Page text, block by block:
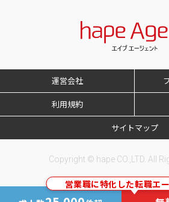
営業職に特化した転職エ
運営会社
利用規約
サイトマップ
Copyright © hape CO.,LTD. All